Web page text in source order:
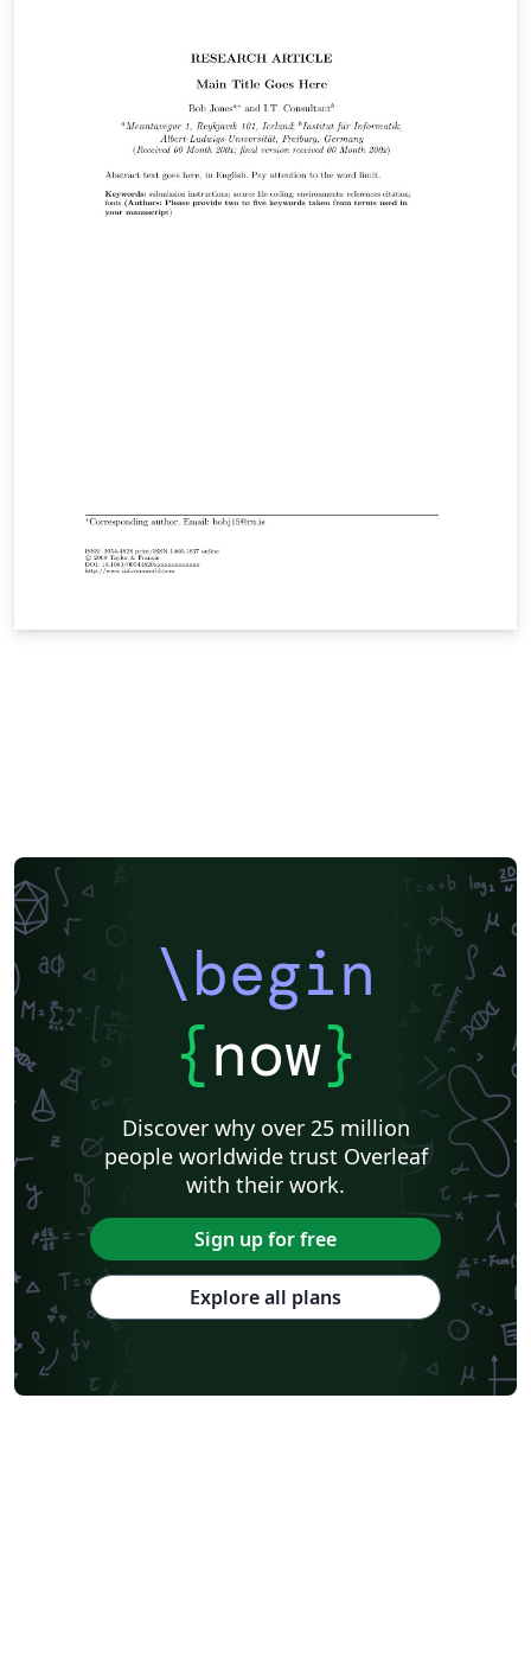
\begin
{now}
Discover why over 25 million
people worldwide trust Overleaf
with their work.
Sign up for free
Explore all plans